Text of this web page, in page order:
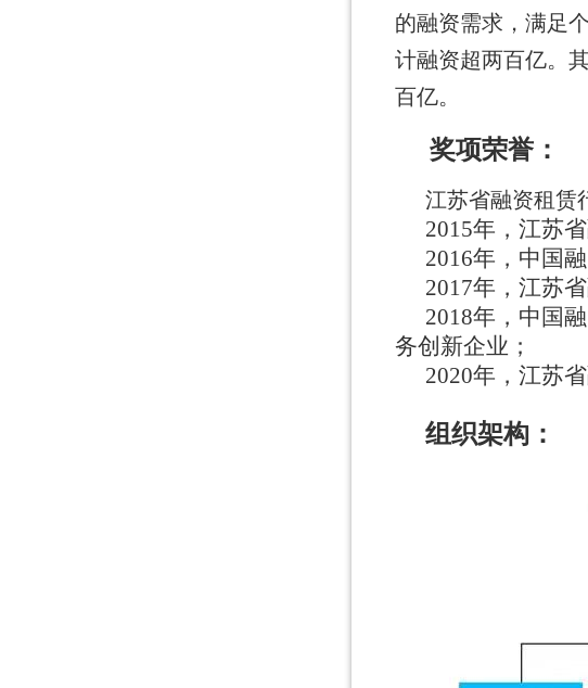
的融资需求，满足
计融资超两百亿。
百亿。
奖项荣誉：
江苏省融资租赁
2015年，江苏
2016年，中国
2017年，江苏
2018年，中国
务创新企业；
2020年，江苏
组织架构：